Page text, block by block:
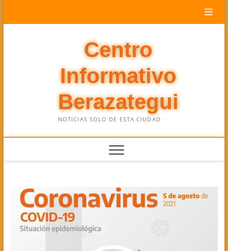
Centro
Informativo
Berazategui
NOTICIAS SOLO DE ESTA CIUDAD